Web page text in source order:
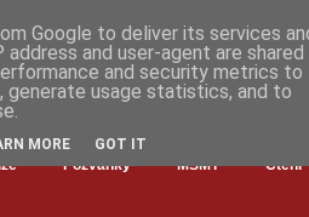
Pozvánky MŠMT Čtení
Google to deliver its services
and user-agent are shared
and security metrics to
generate usage statistics, and to
MORE GOT IT